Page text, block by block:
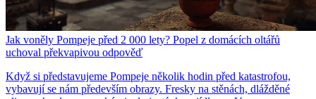
Jak voněly Pompeje před 2 000 lety? Popel z domácích oltářů
uchoval překvapivou odpověď
Když si představujeme Pompeje několik hodin před katastrofou,
vybavují se nám především obrazy. Fresky na stěnách, dlážděné